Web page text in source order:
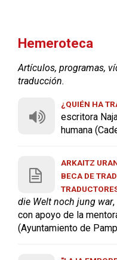
Hemeroteca
Artículos, programas,
traducción.
¿QUIÉN HA
escritora
humana
ARKAITZ
BECA DE
die Welt noch jung war
con apoyo de la
(Ayuntamiento de